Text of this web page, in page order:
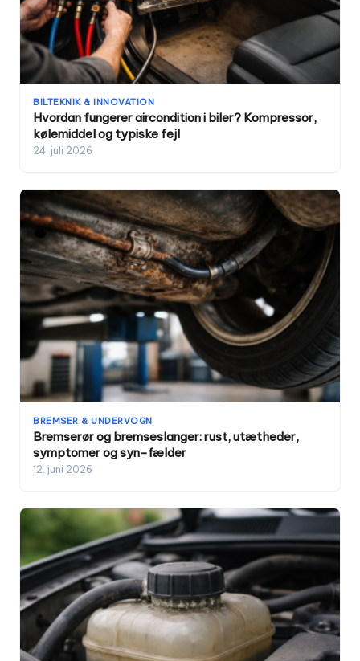
BILTEKNIK & INNOVATION
Hvordan fungerer aircondition i biler? Kompressor,
kølemiddel og typiske fejl
24. juli 2026
BREMSER & UNDERVOGN
Bremserør og bremseslanger: rust, utætheder,
symptomer og syn-fælder
12. juni 2026